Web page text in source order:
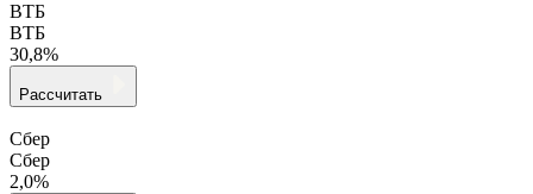
ВТБ
ВТБ
30,8%
Рассчитать
Сбер
Сбер
2,0%